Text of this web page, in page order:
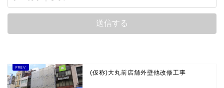
(仮称)大丸前店舗外壁他改修工事